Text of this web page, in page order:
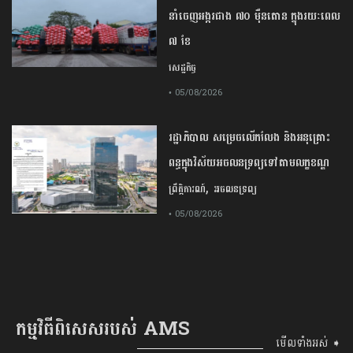
នាំចេញអង្ករជាង ៧០ ម៉ឺនតោន ក្នុងរយៈពេល
៧ ខែ
សេដ្ឋកិច្ច
• 05/08/2026
រដ្ឋាភិបាល សម្រេច​លើកលែង និងអនុគ្រោះ
ពន្ធក្នុងវិស័យអចលនទ្រព្យ​ទៅតាមលក្ខខណ្ឌ
ព្រឹត្តិការណ៍, អចលនទ្រព្យ
• 05/08/2026
កម្មវិធីពិសេសរបស់ AMS
មើលទាំងអស់ ➧